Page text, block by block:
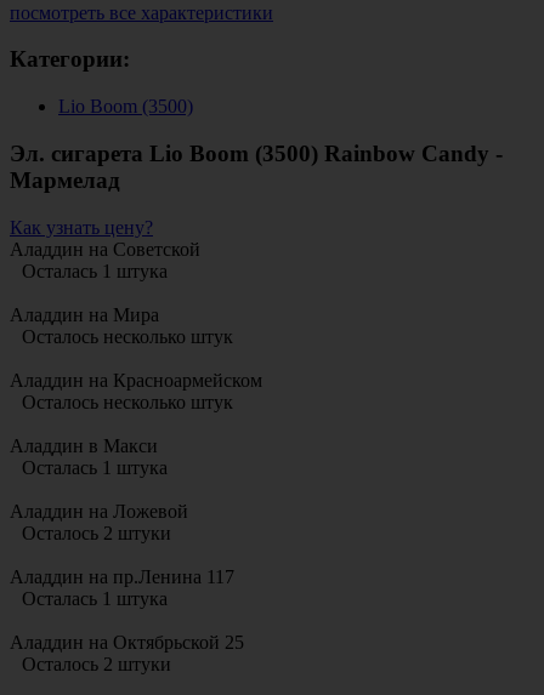
посмотреть все характеристики
Категории:
Lio Boom (3500)
Эл. сигарета Lio Boom (3500) Rainbow Candy -
Мармелад
Как узнать цену?
Аладдин на Советской
Осталась 1 штука
Аладдин на Мира
Осталось несколько штук
Аладдин на Красноармейском
Осталось несколько штук
Аладдин в Макси
Осталась 1 штука
Аладдин на Ложевой
Осталось 2 штуки
Аладдин на пр.Ленина 117
Осталась 1 штука
Аладдин на Октябрьской 25
Осталось 2 штуки